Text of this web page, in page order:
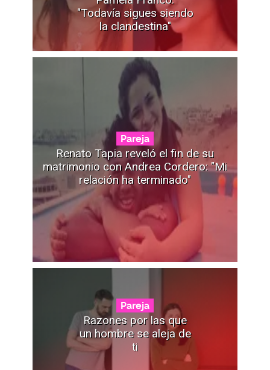
"Todavía sigues siendo
la clandestina"
Pareja
Renato Tapia reveló el fin de su
matrimonio con Andrea Cordero: "Mi
relación ha terminado"
Pareja
Razones por las que
un hombre se aleja de
ti